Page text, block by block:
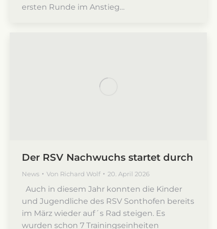
ersten Runde im Anstieg…
Der RSV Nachwuchs startet durch
News Von Richard Wolf 20. April 2026
Auch in diesem Jahr konnten die Kinder
und Jugendliche des RSV Sonthofen bereits
im März wieder auf´s Rad steigen. Es
wurden schon 7 Trainingseinheiten